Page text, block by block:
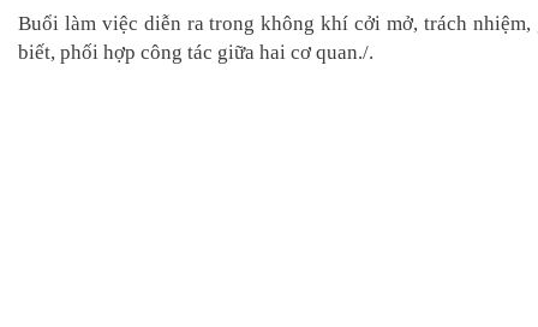
Buổi làm việc diễn ra trong không khí cởi mở, trách nhiệm,
biết, phối hợp công tác giữa hai cơ quan./.